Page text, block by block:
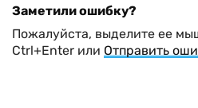
Заметили ошибку?
Пожалуйста, выделите ее
Ctrl+Enter или Отправить